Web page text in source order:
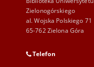
Zielonogórskiego
al. Wojska Polskiego 71
65-762 Zielona Góra
Telefon